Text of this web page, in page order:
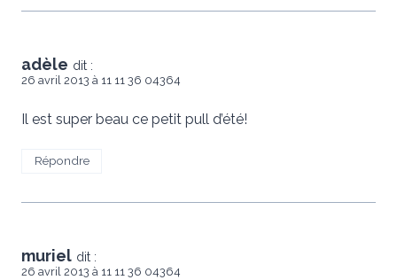
adèle dit :
26 avril 2013 à 11 11 36 04364
Il est super beau ce petit pull d’été!
Répondre
muriel dit :
26 avril 2013 à 11 11 36 04364